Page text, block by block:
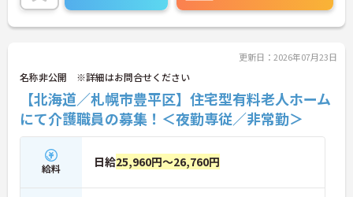
もあり、小さなお子さんがいる方でも安心して働く
ことができる環境です！
ントもお伝えしますので是非ご応募お待ちしており更新日：2026年07月23日
名称非公開 ※詳細はお問合せください
【北海道／札幌市豊平区】住宅型有料老人ホーム
にて介護職員の募集！＜夜勤専従／非常勤＞
給料 日給25,960円～26,760円